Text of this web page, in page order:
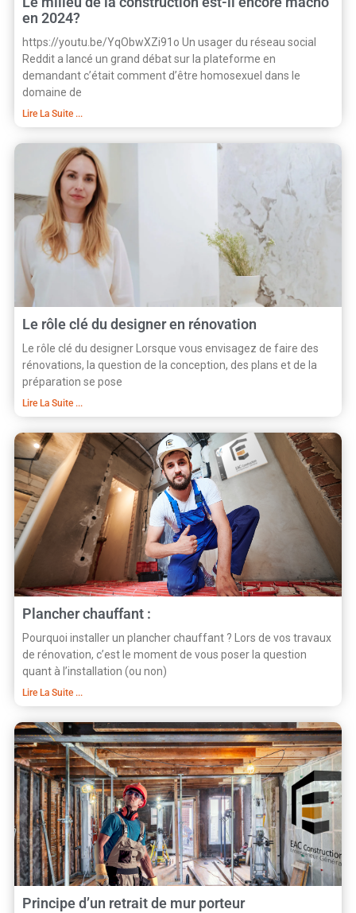
en 2024?
https://youtu.be/YqObwXZi91o Un usager du réseau social
Reddit a lancé un grand débat sur la plateforme en
demandant c’était comment d’être homosexuel dans le
domaine de
Lire La Suite ...
Le rôle clé du designer en rénovation
Le rôle clé du designer Lorsque vous envisagez de faire des
rénovations, la question de la conception, des plans et de la
préparation se pose
Lire La Suite ...
Plancher chauffant :
Pourquoi installer un plancher chauffant ? Lors de vos travaux
de rénovation, c’est le moment de vous poser la question
quant à l’installation (ou non)
Lire La Suite ...
Principe d’un retrait de mur porteur